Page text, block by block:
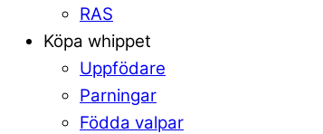
RAS
Köpa whippet
Uppfödare
Parningar
Födda valpar